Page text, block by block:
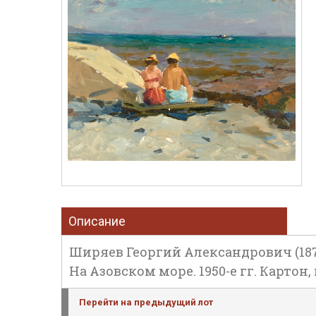
Описание
Ширяев Георгий Александрович
На Азовском море. 1950-е гг. Картон,
Перейти на предыдущий лот